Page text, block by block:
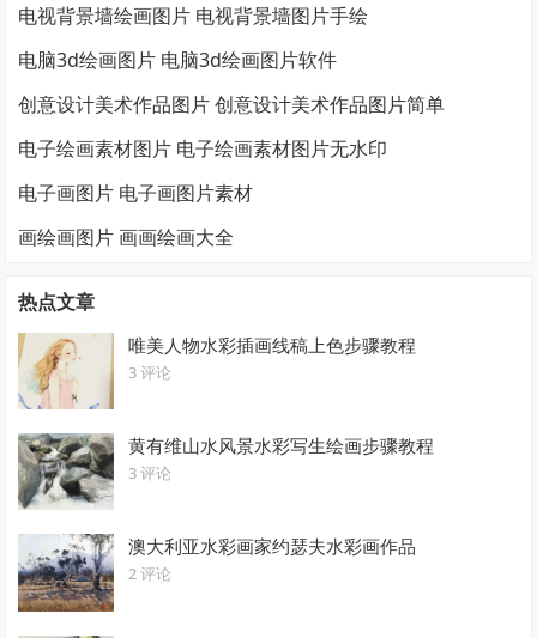
电视背景墙绘画图片 电视背景墙图片手绘
电脑3d绘画图片 电脑3d绘画图片软件
创意设计美术作品图片 创意设计美术作品图片简单
电子绘画素材图片 电子绘画素材图片无水印
电子画图片 电子画图片素材
画绘画图片 画画绘画大全
热点文章
唯美人物水彩插画线稿上色步骤教程
3 评论
黄有维山水风景水彩写生绘画步骤教程
3 评论
澳大利亚水彩画家约瑟夫水彩画作品
2 评论